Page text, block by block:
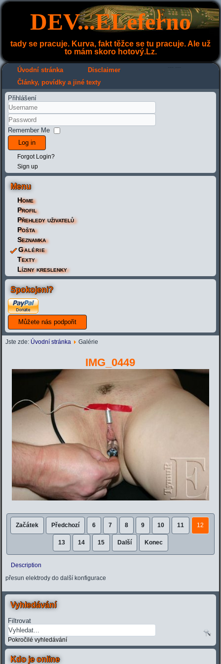
DEV...ELeferno
tady se pracuje. Kurva, fakt těžce se tu pracuje. Ale už
to mám skoro hotový.Lz.
Úvodní stránka Disclaimer
Články, povídky a jiné texty
Přihlášení
Remember Me
Log in
Forgot Login?
Sign up
Menu
Home
Profil
Přehledy uživatelů
Pošta
Seznamka
Galérie
Texty
Líziny kreslenky
Spokojeni?
Jste zde: Úvodní stránka Galérie
IMG_0449
Začátek Předchozí 6 7 8 9 10 11 12
13 14 15 Další Konec
Description
přesun elektrody do další konfigurace
Vyhledávání
Filtrovat
Pokročilé vyhledávání
Kdo je online